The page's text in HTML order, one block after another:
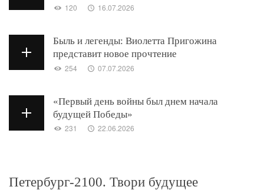
120 16.07.2026
Быль и легенды: Виолетта Пригожина
представит новое прочтение
254 07.07.2026
«Первый день войны был днем начала
будущей Победы»
231 22.06.2026
Петербург-2100. Твори будущее